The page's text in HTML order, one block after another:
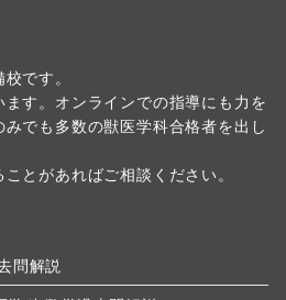
です。
す。オンラインでの指導にも力を
でも多数の獣医学科合格者を出し
とがあればご相談ください。
問解説